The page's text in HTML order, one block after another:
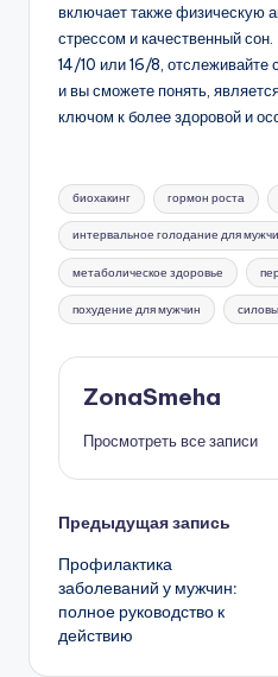
включает также физическую
стрессом и качественный
14/10 или 16/8, отслеживайте
и вы сможете понять,
ключом к более здоровой и
Метки:
биохакинг гормон роста
интервальное голодание для
метаболическое здоровье
похудение для мужчин
ZonaSmeha
Просмотреть все записи
Навигация
записи
Предыдущая запись
Профилактика
заболеваний у мужчин:
полное руководство к
действию